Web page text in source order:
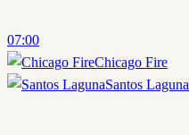
07:00
Chicago Fire
Santos Laguna